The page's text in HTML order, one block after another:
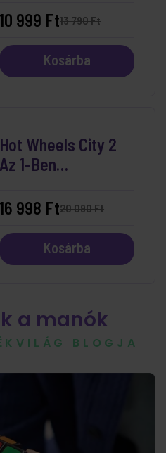
13 790 Ft
10 999 Ft
Kosárba
Hot Wheels City 2
Az 1-Ben
20 090 Ft
16 998 Ft
Kosárba
a manók
BLOGJA